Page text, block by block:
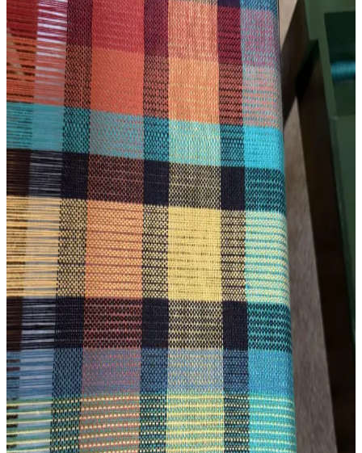
Mary Ann Ostrander Deseni ile Pamuk İplikten
Masa Koşucusu Dokuma Deneyimi
Mary Ann Ostrander deseni kullanılarak dört şaftlı Leclerc
tezgahında cobalt ve bakır renkli pamuk ipliklerle masa koşucusu
dokundu. Proje, temel dokuma teknikleri ve eğitimle yeni
başlayanlara ilham veriyor.
El İpliğiyle Dokuma: Doğal Boyalar ve Basit
Tasarımların Sürdürülebilir Tekstilde Rolü
El ipliğiyle dokuma, doğal boyalar ve basit desenlerle özgün tekstil
ürünleri yaratır. Marigold ve coreopsis gibi bitkilerle renklendirilen
merino yünü, sürdürülebilir ve estetik çözümler sunar.
Ashford Sert Çıtçıtlı Tezgâh ile İlk Dokuma Projesi:
Teknik Detaylar ve Deneyimler
Ashford sert çıtçıtlı tezgâh ve Gist Yarns Mallo slub pamuk ipliğiyle
yapılan ilk dokuma projesi, teknik detaylar ve kullanıcı
deneyimleriyle yeni başlayanlar için önemli bilgiler sunuyor.
Rigid Heddle Dokuma Teknikleri ve Tasarım
Deneyimleri: İki Yıllık Uygulamalı Bilgiler
Rigid heddle dokuma tezgahıyla iki yıl süren deneyim, iplik seçimi,
aparat kullanımı ve desen hizalanması gibi teknik detayları ve
karşılaşılan zorlukları ele alır. Pratik çözümlerle dokuma kalitesi
artırılır.